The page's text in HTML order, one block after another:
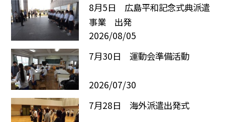
8月5日 広島平和記念式典派遣
事業 出発
2026/08/05
7月30日 運動会準備活動
2026/07/30
7月28日 海外派遣出発式